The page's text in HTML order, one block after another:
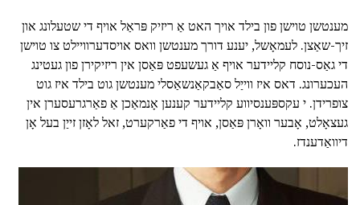
מענטשן טוישן פון בילד אויך האט אַ ריזיק פּראַל אויף די שטעלונג און
זיך-שאַצן. לעמאָשל, יענע דורך מענטשן וואס אויסדערוויילט צו טוישן
די גאַס-נוסח קליידער אויף אַ געשעפט פּאַסן אין ריזיקירן פון געטינג
העכערונג. דאס איז ווייַל סאַבקאַנשאַסלי מענטשן גוט בילד איז גוט
צופרידן. י עקספּענסיווע קליידער קענען אָנמאַכן אַ פאַרגרעסערן אין
געצאָלט, אָבער וואָרן פּאַסן, אויף די פאַרקערט, זאל לאָזן זייַן בעל אָן
דיוואַדענדז.